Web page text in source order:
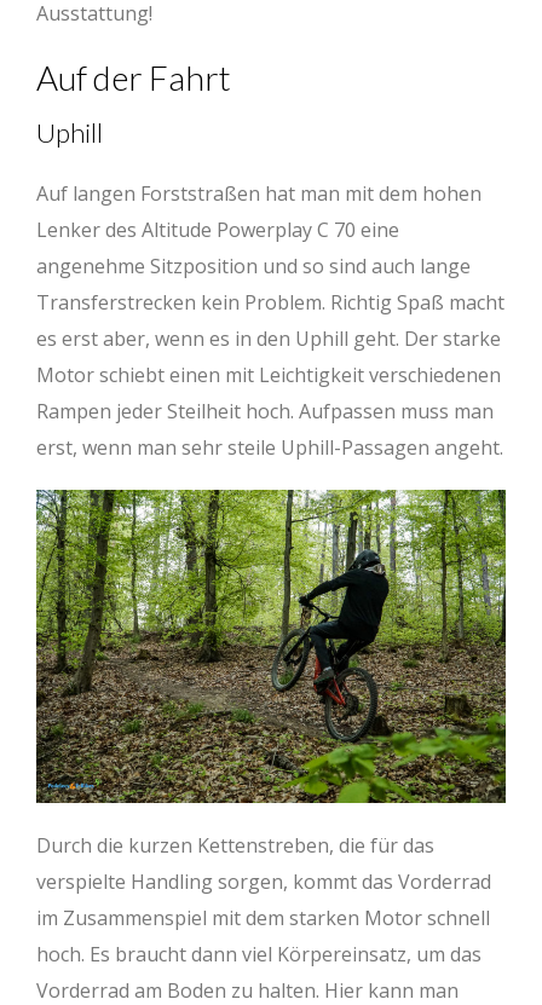
Ausstattung!
Auf der Fahrt
Uphill
Auf langen Forststraßen hat man mit dem hohen
Lenker des Altitude Powerplay C 70 eine
angenehme Sitzposition und so sind auch lange
Transferstrecken kein Problem. Richtig Spaß macht
es erst aber, wenn es in den Uphill geht. Der starke
Motor schiebt einen mit Leichtigkeit verschiedenen
Rampen jeder Steilheit hoch. Aufpassen muss man
erst, wenn man sehr steile Uphill-Passagen angeht.
Durch die kurzen Kettenstreben, die für das
verspielte Handling sorgen, kommt das Vorderrad
im Zusammenspiel mit dem starken Motor schnell
hoch. Es braucht dann viel Körpereinsatz, um das
Vorderrad am Boden zu halten. Hier kann man